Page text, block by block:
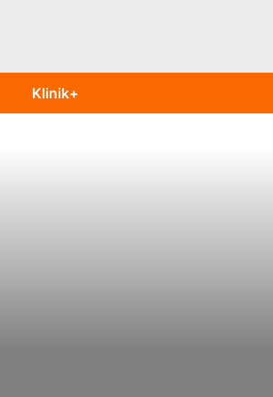
Klinik+